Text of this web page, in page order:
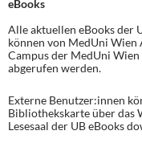
eBooks
Alle aktuellen eBooks der
können von MedUni
Campus der MedUni
abgerufen werden.
Externe Benutzer:innen
Bibliothekskarte über das
Lesesaal der UB eBooks